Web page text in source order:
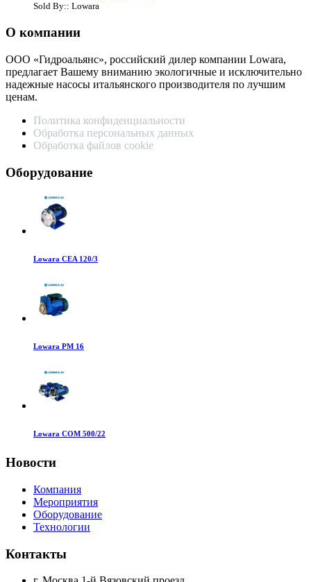
Sold By:: Lowara
О компании
ООО «Гидроальянс», российский дилер компании Lowara,
предлагает Вашему вниманию экологичные и исключительно
надежные насосы итальянского производителя по лучшим
ценам.
Политика конфиденциальности
Обработка персональных данных
Обработка файлов cookie
Оборудование
Lowara CEA 120/3
Lowara PM 16
Lowara COM 500/22
Новости
Компания
Мероприятия
Оборудование
Технологии
Контакты